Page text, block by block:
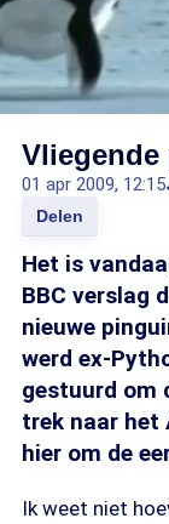
01 apr 2009, 12:15
Delen
Het is
BBC verslag
nieuwe
werd ex-
gestuurd om
trek naar het
hier om de
Ik weet niet